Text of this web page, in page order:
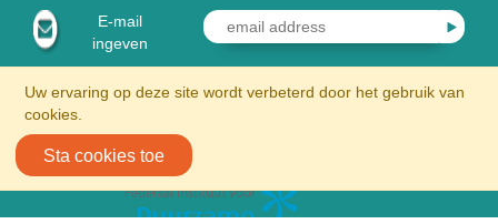
Uw ervaring op deze site wordt verbeterd door het gebruik van
cookies.
Sta cookies toe
E-mail
ingeven